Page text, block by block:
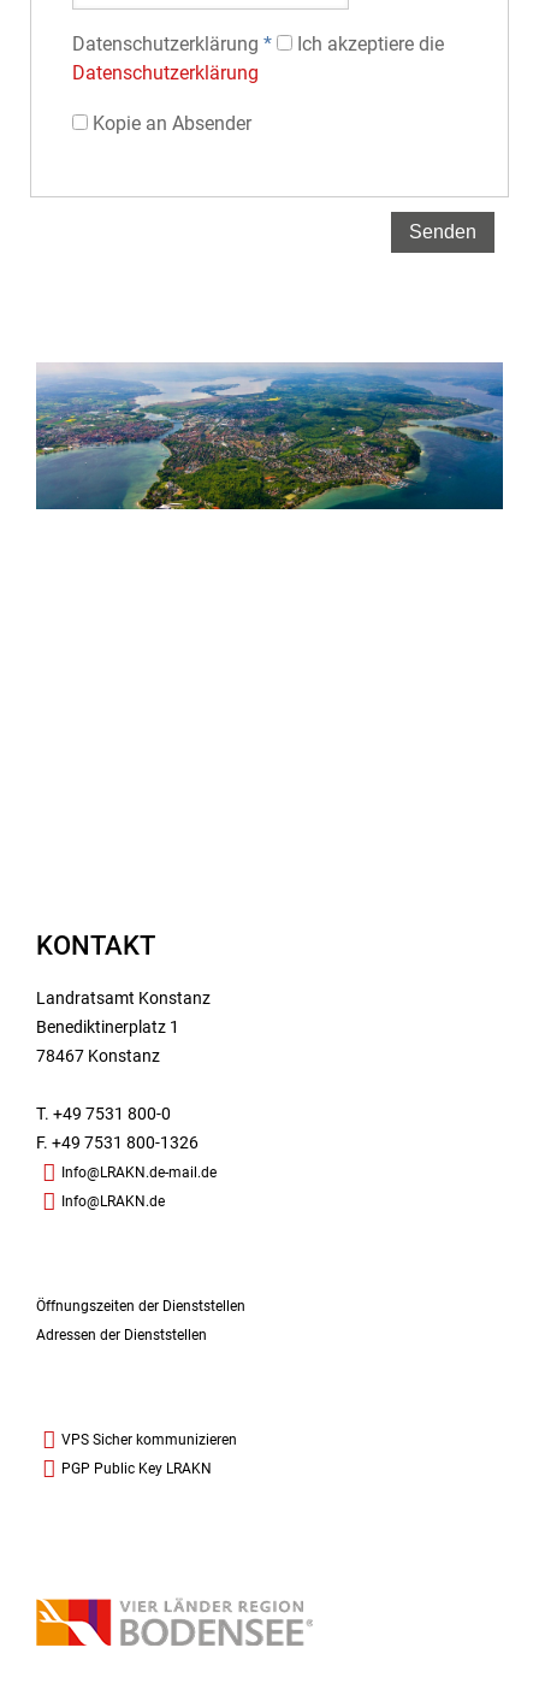
Datenschutz­erklärung *
Ich akzeptiere die
Datenschutz­erklärung
Kopie an Absender
KONTAKT
Landratsamt Konstanz
Benediktinerplatz 1
78467 Konstanz
T. +49 7531 800-0
F. +49 7531 800-1326
Info@LRAKN.de-mail.de
Info@LRAKN.de
Öffnungszeiten der Dienststellen
Adressen der Dienststellen
VPS Sicher kommunizieren
PGP Public Key LRAKN